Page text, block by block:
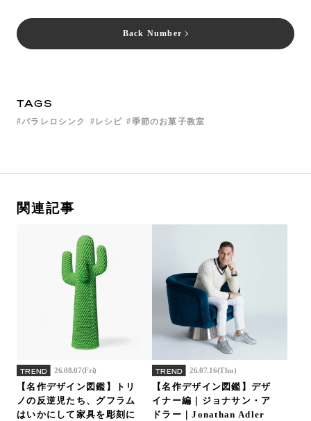
Back Number
TAGS
パラレロシンク レシピ 季節のお菓子教室
関連記事
TREND 26.08.07(Fri)
【名作デザイン図鑑】トリ
ノの反逆児たち、グフラム
はいかにして家具を彫刻に
TREND 26.07.16(Thu)
【名作デザイン図鑑】デザ
イナー編｜ジョナサン・ア
ドラー｜Jonathan Adler